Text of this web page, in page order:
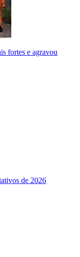
fortes e agravou
de 2026